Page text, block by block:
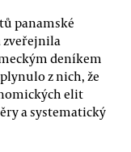
panamské
zveřejnila
deníkem
z nich, že
elit
a systematický